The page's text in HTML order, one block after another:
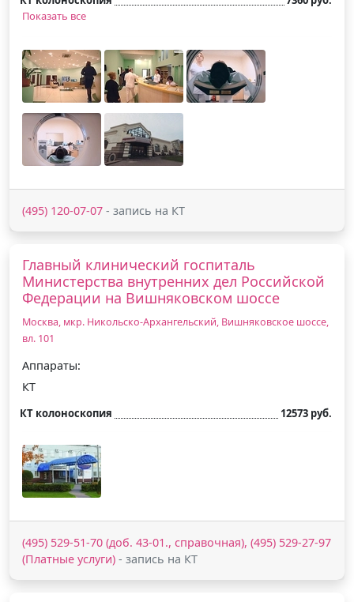
Показать все
(495) 120-07-07 - запись на КТ
Главный клинический госпиталь
Министерства внутренних дел Российской
Федерации на Вишняковском шоссе
Москва, мкр. Никольско-Архангельский, Вишняковское шоссе,
вл. 101
Аппараты:
КТ
КТ колоноскопия 12573 руб.
(495) 529-51-70 (доб. 43-01., справочная), (495) 529-27-97
(Платные услуги) - запись на КТ